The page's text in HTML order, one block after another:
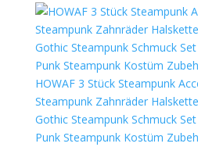
HOWAF 3 Stück Steampunk
Steampunk Zahnräder
Gothic Steampunk Schmuck
Punk Steampunk Kostüm